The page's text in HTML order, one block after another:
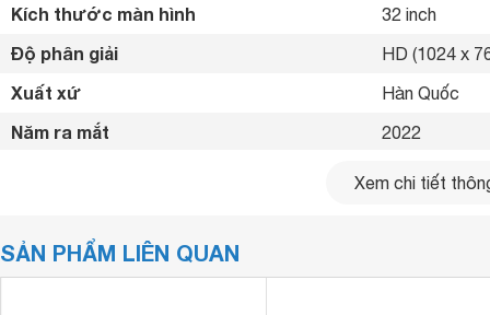
Kích thước màn hình 32 inch
Độ phân giải HD (1024 x
Xuất xứ Hàn Quốc
Năm ra mắt 2022
Có
Cổng HDMI
Xem chi tiết
SẢN PHẨM LIÊN QUAN